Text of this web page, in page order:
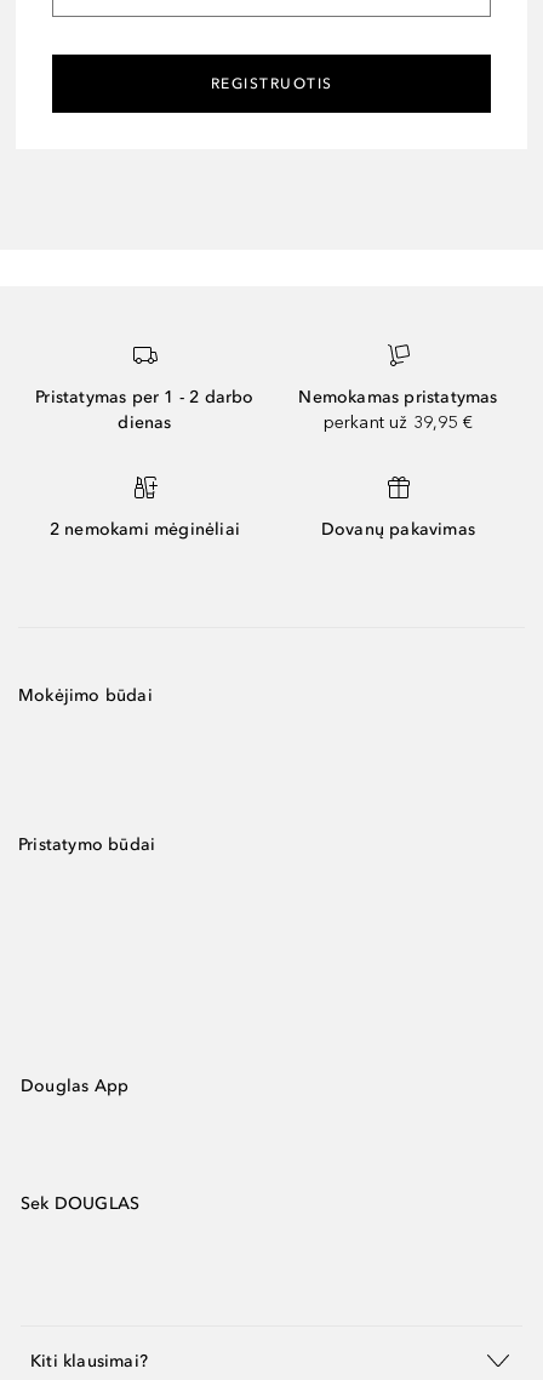
REGISTRUOTIS
Pristatymas per 1 - 2 darbo
dienas
Nemokamas pristatymas
perkant už 39,95 €
2 nemokami mėginėliai Dovanų pakavimas
Mokėjimo būdai
Pristatymo būdai
Douglas App
Sek DOUGLAS
Kiti klausimai?